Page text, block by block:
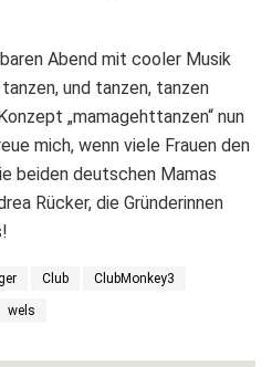
Abend mit cooler Musik
und tanzen, tanzen
„mamagehttanzen“ nun
mich, wenn viele Frauen den
beiden deutschen Mamas
Rücker, die Gründerinnen
Club ClubMonkey3
wels